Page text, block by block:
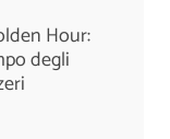
Hour:
degli